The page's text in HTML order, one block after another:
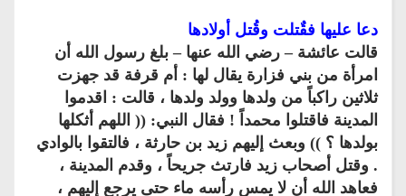
دعا عليها فقٌتلت وقُتل أولادها
قالت عائشة – رضي الله عنها – بلغ رسول الله أن
امرأة من بني فزارة يقال لها : أم قرفة قد جهزت
ثلاثين راكباً من ولدها وولد ولدها ، قالت : اقدموا
المدينة فاقتلوا محمداً ! فقال النبي: (( اللهم أثكلها
بولدها ؟ )) وبعث إليهم زيد بن حارثة ، فالتقوا بالوادي
. وقتل أصحاب زيد فارتث جريحاً ، وقدم المدينة ،
فعاهد الله أن لا يمس رأسه ماء حتى يرجع إليهم ،